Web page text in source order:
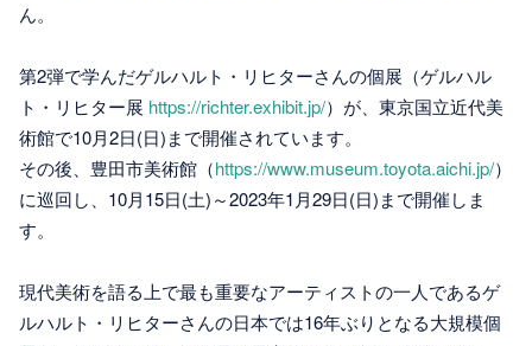
ん。
第2弾で学んだゲルハルト・リヒターさんの個展（ゲルハル
ト・リヒター展 https://richter.exhibit.jp/）が、東京国立近代美
術館で10月2日(日)まで開催されています。
その後、豊田市美術館（https://www.museum.toyota.aichi.jp/）
に巡回し、10月15日(土)～2023年1月29日(日)まで開催しま
す。
現代美術を語る上で最も重要なアーティストの一人であるゲ
ルハルト・リヒターさんの日本では16年ぶりとなる大規模個